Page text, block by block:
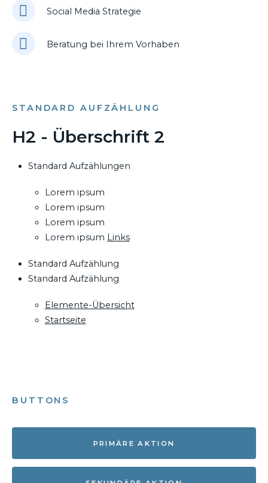
Social Media Strategie
Beratung bei Ihrem Vorhaben
STANDARD AUFZÄHLUNG
H2 - Überschrift 2
Standard Aufzählungen
Lorem ipsum
Lorem ipsum
Lorem ipsum
Lorem ipsum Links
Standard Aufzählung
Standard Aufzählung
Elemente-Übersicht
Startseite
BUTTONS
PRIMÄRE AKTION